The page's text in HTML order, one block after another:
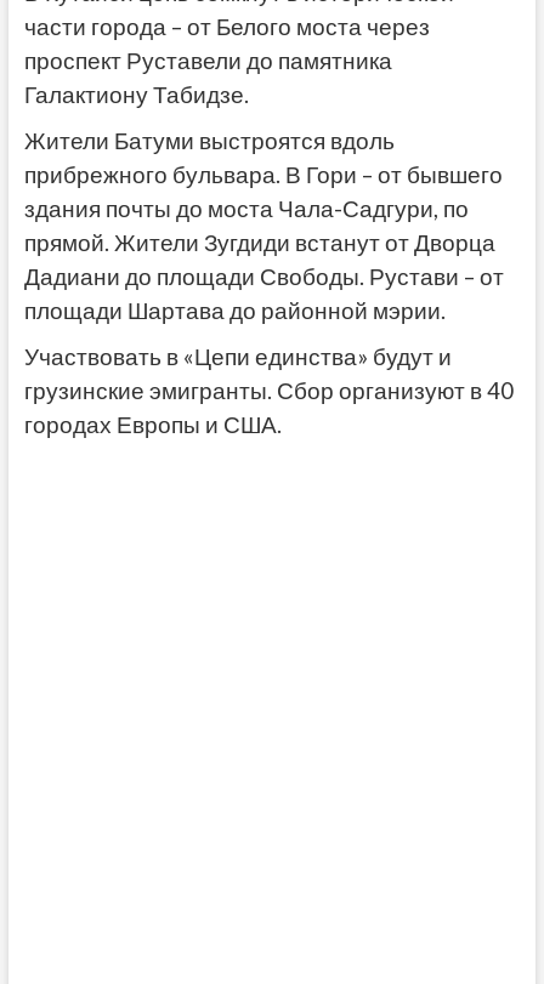
части города – от Белого моста через
проспект Руставели до памятника
Галактиону Табидзе.
Жители Батуми выстроятся вдоль
прибрежного бульвара. В Гори – от бывшего
здания почты до моста Чала-Садгури, по
прямой. Жители Зугдиди встанут от Дворца
Дадиани до площади Свободы. Рустави – от
площади Шартава до районной мэрии.
Участвовать в «Цепи единства» будут и
грузинские эмигранты. Сбор организуют в 40
городах Европы и США.